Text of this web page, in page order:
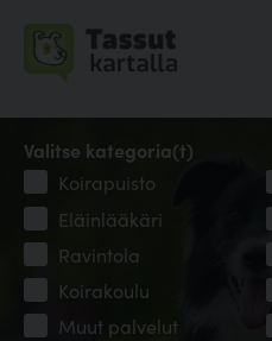
Valitse kategoria(t)
Koirapuisto
Eläinlääkäri
Ravintola
Koirakoulu
Muut palvelut